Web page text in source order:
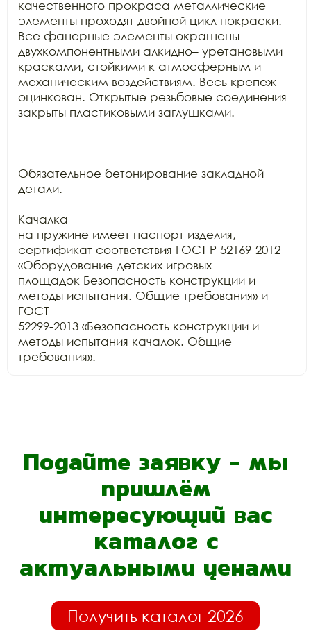
качественного прокраса металлические
элементы проходят двойной цикл покраски.
Все фанерные элементы окрашены
двухкомпонентными алкидно– уретановыми
красками, стойкими к атмосферным и
механическим воздействиям. Весь крепеж
оцинкован. Открытые резьбовые соединения
закрыты пластиковыми заглушками.
Обязательное бетонирование закладной
детали.
Качалка
на пружине имеет паспорт изделия,
сертификат соответствия ГОСТ Р 52169-2012
«Оборудование детских игровых
площадок Безопасность конструкции и
методы испытания. Общие требования» и
ГОСТ
52299-2013 «Безопасность конструкции и
методы испытания качалок. Общие
требования».
Подайте заявку - мы
пришлём
интересующий вас
каталог с
актуальными ценами
Получить каталог 2026